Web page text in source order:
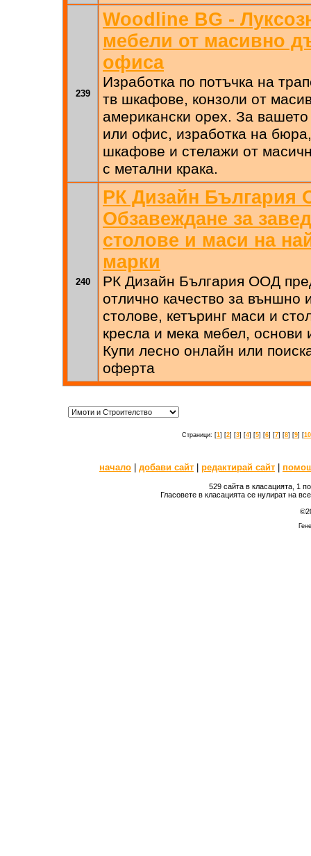
239
Woodline BG -
мебели от масивно
офиса
Изработка по потъчка на
тв шкафове, конзоли от
американски орех. За
или офис, изработка на
шкафове и стелажи от
с метални крака.
240
РК Дизайн България
Обзавеждане за
столове и маси на
марки
РК Дизайн България ООД
отлично качество за външно
столове, кетъринг маси и
кресла и мека мебел, основи
Купи лесно онлайн или
оферта
Страници: [1 ] [2] [3] [4] [5] [6] [7] [8] [9] [10
начало | добави сайт | редактирай сайт |
529 сайта в класацията, 1
Гласовете в класацията се нулират на